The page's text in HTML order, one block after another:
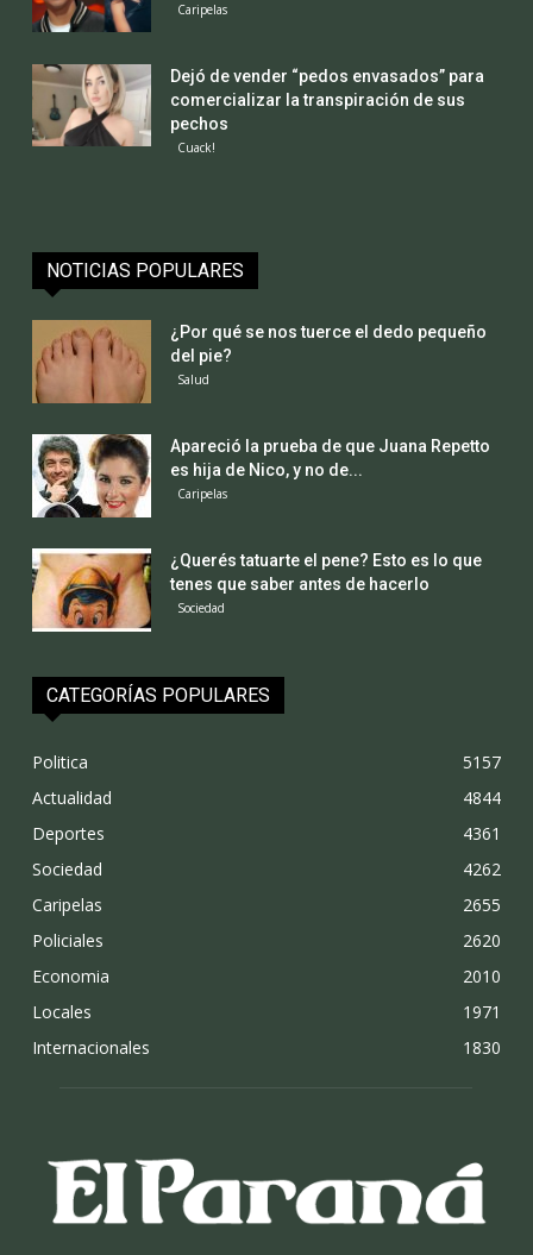
Caripelas
Dejó de vender “pedos envasados” para
comercializar la transpiración de sus
pechos
Cuack!
NOTICIAS POPULARES
¿Por qué se nos tuerce el dedo pequeño
del pie?
Salud
Apareció la prueba de que Juana Repetto
es hija de Nico, y no de...
Caripelas
¿Querés tatuarte el pene? Esto es lo que
tenes que saber antes de hacerlo
Sociedad
CATEGORÍAS POPULARES
Politica
5157
Actualidad
4844
Deportes
4361
Sociedad
4262
Caripelas
2655
Policiales
2620
Economia
2010
Locales
1971
Internacionales
1830